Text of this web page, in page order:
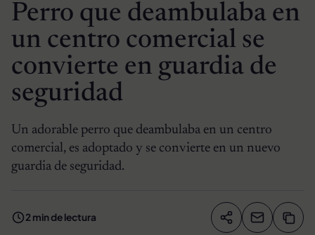
Perro que deambulaba en
un centro comercial se
convierte en guardia de
seguridad
Un adorable perro que deambulaba en un centro
comercial, es adoptado y se convierte en un nuevo
guardia de seguridad.
2 min de lectura Compartir